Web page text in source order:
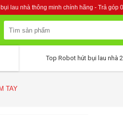
lau nhà thông minh chính hãng - Trả
Tìm
kiếm:
Top Robot hút bụi lau nhà
TAY